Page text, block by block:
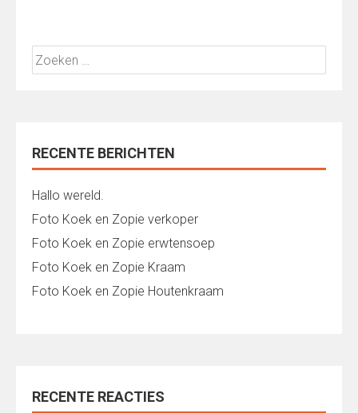
Zoeken
naar:
RECENTE BERICHTEN
Hallo wereld.
Foto Koek en Zopie verkoper
Foto Koek en Zopie erwtensoep
Foto Koek en Zopie Kraam
Foto Koek en Zopie Houtenkraam
RECENTE REACTIES